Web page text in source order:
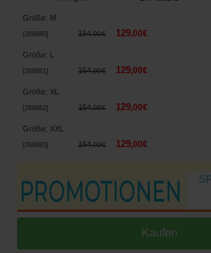
Größe: M
268880] 154,00€ 129,00€
Größe:
268881 ] 154,00€ 129,00€
Größe: XL
268882] 154,00€ 129,00€
Größe: XXL
268883 ] 154,00€ 129,00€